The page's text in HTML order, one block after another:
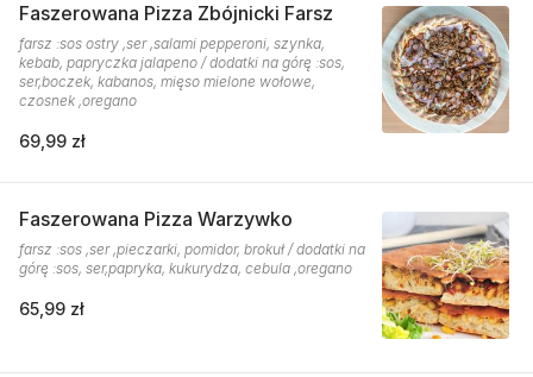
Faszerowana Pizza Zbójnicki Farsz
farsz :sos ostry ,ser ,salami pepperoni, szynka,
kebab, papryczka jalapeno / dodatki na górę :sos,
ser,boczek, kabanos, mięso mielone wołowe,
czosnek ,oregano
69,99 zł
Faszerowana Pizza Warzywko
farsz :sos ,ser ,pieczarki, pomidor, brokuł / dodatki na
górę :sos, ser,papryka, kukurydza, cebula ,oregano
65,99 zł